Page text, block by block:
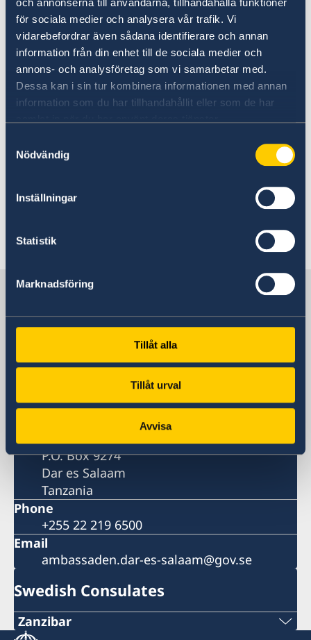
och annonserna till användarna, tillhandahålla funktioner
för sociala medier och analysera vår trafik. Vi
vidarebefordrar även sådana identifierare och annan
information från din enhet till de sociala medier och
annons- och analysföretag som vi samarbetar med.
Dessa kan i sin tur kombinera informationen med annan
information som du har tillhandahållit eller som de har
Nödvändig
Inställningar
Statistik
Marknadsföring
Tillåt alla
Tillåt urval
Avvisa
09 Nov 2023
The embassy is only excepting
visitors with booked appointments
Handbook against human trafficking
Sweden in Tanzania
Visiting address
Mirambo Street/Garden Avenue
Dar es Salaam
P.O. Box 9274
Dar es Salaam
Tanzania
Phone
+255 22 219 6500
Email
ambassaden.dar-es-salaam@gov.se
Swedish Consulates
Zanzibar